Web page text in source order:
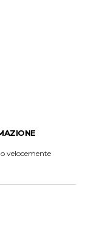
velocemente